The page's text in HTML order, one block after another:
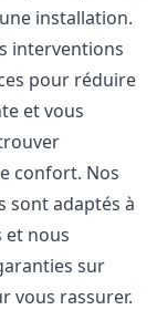
installation.
interventions
pour réduire
et vous
confort. Nos
sont adaptés à
et nous
sur
vous rassurer.